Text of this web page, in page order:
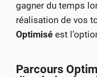
gagner du temps
réalisation de vos
Optimisé est
Parcours